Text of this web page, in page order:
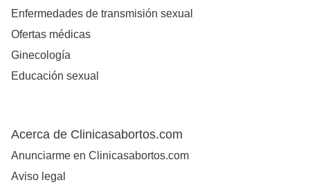
Enfermedades de transmisión sexual
Ofertas médicas
Ginecología
Educación sexual
Acerca de Clinicasabortos.com
Anunciarme en Clinicasabortos.com
Aviso legal